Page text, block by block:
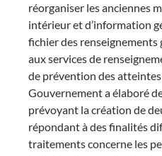
réorganiser les anciennes
intérieur et d’information
fichier des
aux services de
de prévention des atteintes
Gouvernement a élaboré
prévoyant la création de
répondant à des finalités
traitements concerne les